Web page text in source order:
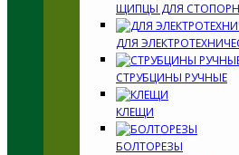
ЩИПЦЫ ДЛЯ
ДЛЯ
СТРУБЦИНЫ РУЧНЫЕ
КЛЕЩИ
БОЛТОРЕЗЫ